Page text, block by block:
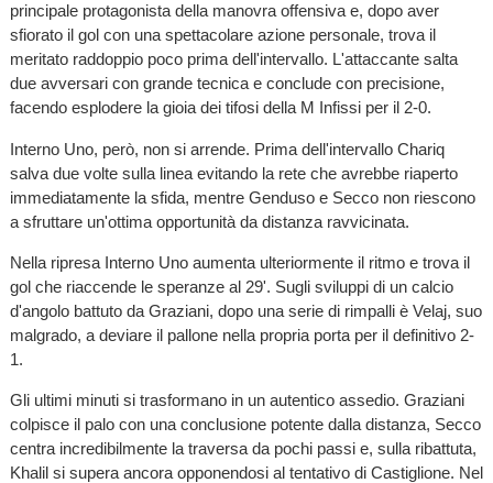
principale protagonista della manovra offensiva e, dopo aver
sfiorato il gol con una spettacolare azione personale, trova il
meritato raddoppio poco prima dell'intervallo. L'attaccante salta
due avversari con grande tecnica e conclude con precisione,
facendo esplodere la gioia dei tifosi della M Infissi per il 2-0.
Interno Uno, però, non si arrende. Prima dell'intervallo Chariq
salva due volte sulla linea evitando la rete che avrebbe riaperto
immediatamente la sfida, mentre Genduso e Secco non riescono
a sfruttare un'ottima opportunità da distanza ravvicinata.
Nella ripresa Interno Uno aumenta ulteriormente il ritmo e trova il
gol che riaccende le speranze al 29'. Sugli sviluppi di un calcio
d'angolo battuto da Graziani, dopo una serie di rimpalli è Velaj, suo
malgrado, a deviare il pallone nella propria porta per il definitivo 2-
1.
Gli ultimi minuti si trasformano in un autentico assedio. Graziani
colpisce il palo con una conclusione potente dalla distanza, Secco
centra incredibilmente la traversa da pochi passi e, sulla ribattuta,
Khalil si supera ancora opponendosi al tentativo di Castiglione. Nel